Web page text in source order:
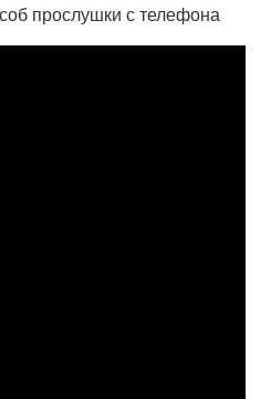
прослушки с телефона